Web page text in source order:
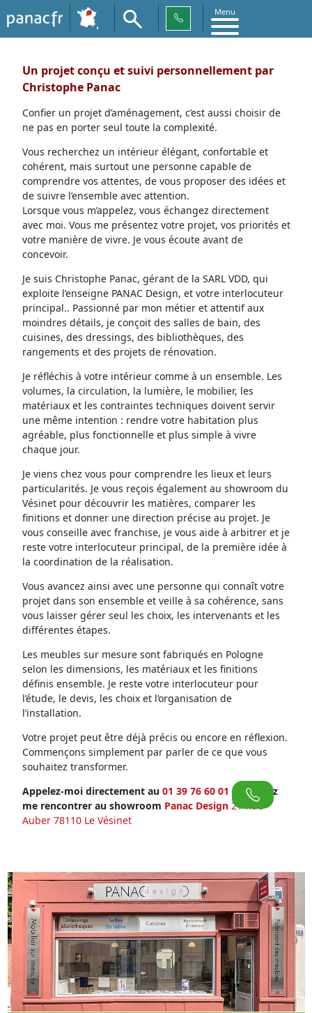
Menu
Un projet conçu et suivi personnellement par
Christophe Panac
Confier un projet d’aménagement, c’est aussi choisir de
ne pas en porter seul toute la complexité.
Vous recherchez un intérieur élégant, confortable et
cohérent, mais surtout une personne capable de
comprendre vos attentes, de vous proposer des idées et
de suivre l’ensemble avec attention.
Lorsque vous m’appelez, vous échangez directement
avec moi. Vous me présentez votre projet, vos priorités et
votre manière de vivre. Je vous écoute avant de
concevoir.
Je suis Christophe Panac, gérant de la SARL VDD, qui
exploite l’enseigne PANAC Design, et votre interlocuteur
principal.. Passionné par mon métier et attentif aux
moindres détails, je conçoit des salles de bain, des
cuisines, des dressings, des bibliothèques, des
rangements et des projets de rénovation.
Je réfléchis à votre intérieur comme à un ensemble. Les
volumes, la circulation, la lumière, le mobilier, les
matériaux et les contraintes techniques doivent servir
une même intention : rendre votre habitation plus
agréable, plus fonctionnelle et plus simple à vivre
chaque jour.
Je viens chez vous pour comprendre les lieux et leurs
particularités. Je vous reçois également au showroom du
Vésinet pour découvrir les matières, comparer les
finitions et donner une direction précise au projet. Je
vous conseille avec franchise, je vous aide à arbitrer et je
reste votre interlocuteur principal, de la première idée à
la coordination de la réalisation.
Vous avancez ainsi avec une personne qui connaît votre
projet dans son ensemble et veille à sa cohérence, sans
vous laisser gérer seul les choix, les intervenants et les
différentes étapes.
Les meubles sur mesure sont fabriqués en Pologne
selon les dimensions, les matériaux et les finitions
définis ensemble. Je reste votre interlocuteur pour
l’étude, le devis, les choix et l’organisation de
l’installation.
Votre projet peut être déjà précis ou encore en réflexion.
Commençons simplement par parler de ce que vous
souhaitez transformer.
Appelez-moi directement au 01 39 76 60 01 ou venez
me rencontrer au showroom Panac Design 21 Rue
Auber 78110 Le Vésinet